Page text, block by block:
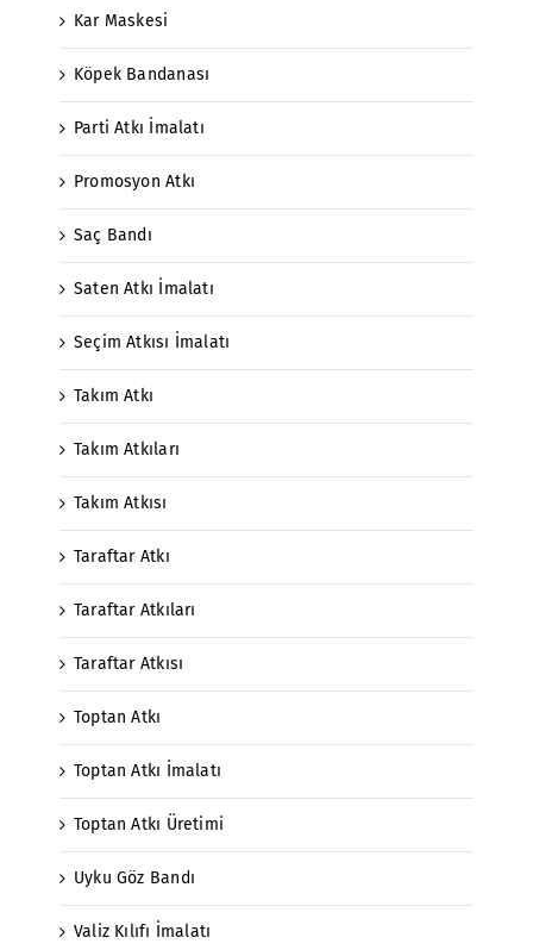
Kar Maskesi
Köpek Bandanası
Parti Atkı İmalatı
Promosyon Atkı
Saç Bandı
Saten Atkı İmalatı
Seçim Atkısı İmalatı
Takım Atkı
Takım Atkıları
Takım Atkısı
Taraftar Atkı
Taraftar Atkıları
Taraftar Atkısı
Toptan Atkı
Toptan Atkı İmalatı
Toptan Atkı Üretimi
Uyku Göz Bandı
Valiz Kılıfı İmalatı